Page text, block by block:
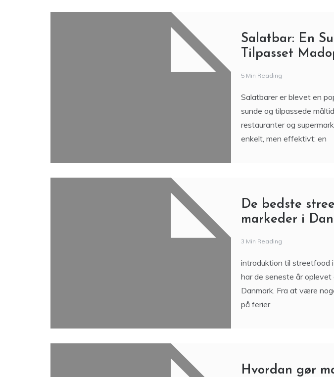
Salatbar: En
Tilpasset
5 Min Reading
Salatbarer er blevet en
sunde og tilpassede
restauranter og
enkelt, men effektivt: en
De bedste
markeder i
3 Min Reading
introduktion til streetfood
har de seneste år oplevet
Danmark. Fra at være
på ferier
Hvordan gør